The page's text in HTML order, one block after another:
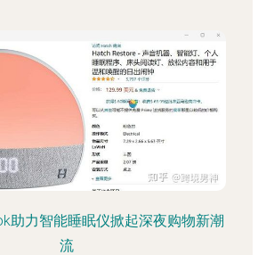
助力智能睡眠仪掀起深夜购物新潮
流